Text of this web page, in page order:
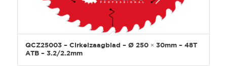
QCZ25003 – Cirkelzaagblad – Ø 250 × 30mm – 48T
ATB – 3.2/2.2mm